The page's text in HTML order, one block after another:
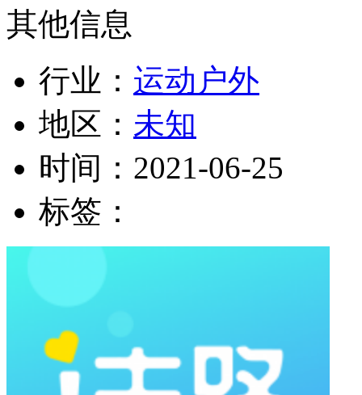
其他信息
行业： 运动户外
地区： 未知
时间： 2021-06-25
标签：